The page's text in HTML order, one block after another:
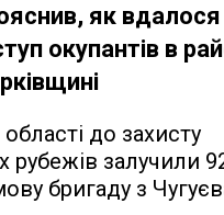
як вдалося
окупантів в
до захисту
рубежів залучили
бригаду з